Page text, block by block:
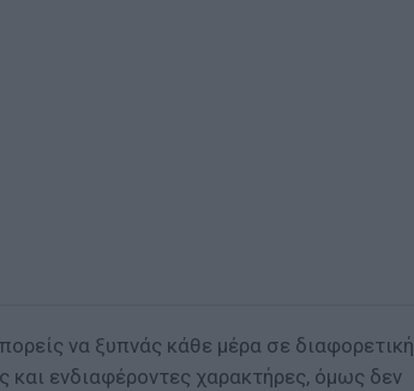
να ξυπνάς κάθε μέρα σε διαφορετική
και ενδιαφέροντες χαρακτήρες, όμως δεν